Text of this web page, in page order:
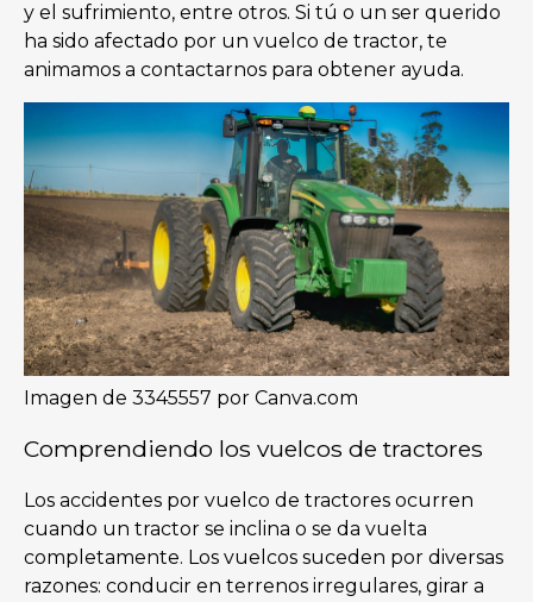
y el sufrimiento, entre otros. Si tú o un ser querido
ha sido afectado por un vuelco de tractor, te
animamos a contactarnos para obtener ayuda.
Imagen de 3345557 por Canva.com
Comprendiendo los vuelcos de tractores
Los accidentes por vuelco de tractores ocurren
cuando un tractor se inclina o se da vuelta
completamente. Los vuelcos suceden por diversas
razones: conducir en terrenos irregulares, girar a